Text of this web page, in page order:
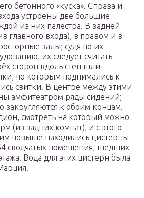
бетонного «куска». Справа и
устроены две большие
из них палестра. В задней
главного входа), в правом и в
залы; судя по их
их следует считать
сторон вдоль стен шли
по которым поднимались к
свитки. В центре между этими
амфитеатром ряды сидений;
закругляются к обоим концам.
смотреть на который можно
(из задних комнат), и с этого
повыше находились цистерны
сводчатых помещения, шедших
Вода для этих цистерн была